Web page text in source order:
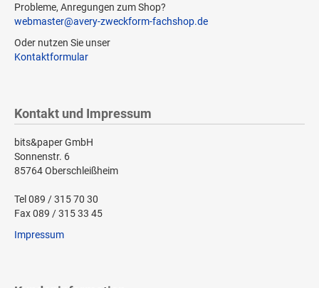
Probleme, Anregungen zum Shop?
webmaster@avery-zweckform-fachshop.de
Oder nutzen Sie unser
Kontaktformular
Kontakt und Impressum
bits&paper GmbH
Sonnenstr. 6
85764 Oberschleißheim
Tel 089 / 315 70 30
Fax 089 / 315 33 45
Impressum